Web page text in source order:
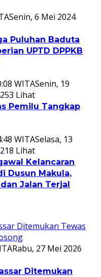
Senin, 6 Mei 2024
Puluhan Baduta
UPTD DPPKB
WITASenin, 19
Lihat
Pemilu Tangkap
WITASelasa, 13
Lihat
Kelancaran
Dusun Makula,
Jalan Terjal
Rabu, 27 Mei 2026
Ditemukan